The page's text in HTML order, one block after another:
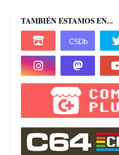
TAMBIÉN ESTAMOS EN...